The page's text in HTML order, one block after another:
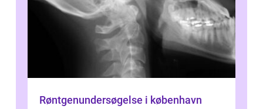
Røntgenundersøgelse i københavn